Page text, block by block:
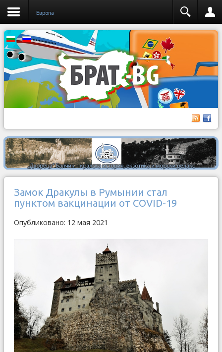
Европа
Замок Дракулы в Румынии стал
пунктом вакцинации от COVID-19
Опубликовано: 12 мая 2021